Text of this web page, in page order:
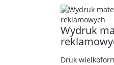
Wydruk
Druk